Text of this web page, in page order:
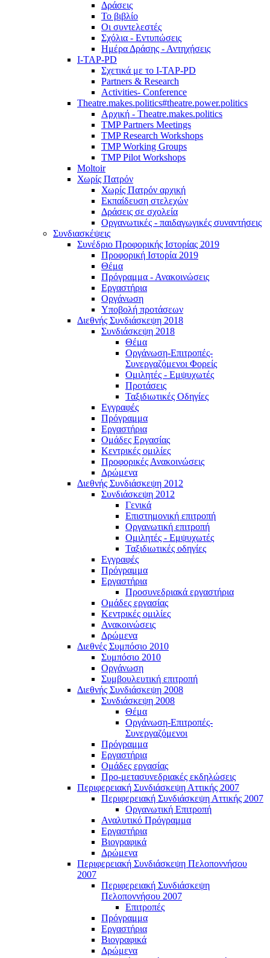
Δράσεις
Το βιβλίο
Οι συντελεστές
Σχόλια - Εντυπώσεις
Ημέρα Δράσης - Αντηχήσεις
I-TAP-PD
Σχετικά με το I-TAP-PD
Partners & Research
Activities- Conference
Theatre.makes.politics#theatre.power.politics
Αρχική - Theatre.makes.politics
TMP Partners Meetings
TMP Research Workshops
TMP Working Groups
TMP Pilot Workshops
Moltoir
Χωρίς Πατρόν
Χωρίς Πατρόν αρχική
Εκπαίδευση στελεχών
Δράσεις σε σχολεία
Οργανωτικές - παιδαγωγικές συναντήσεις
Συνδιασκέψεις
Συνέδριο Προφορικής Ιστορίας 2019
Προφορική Ιστορία 2019
Θέμα
Πρόγραμμα - Ανακοινώσεις
Εργαστήρια
Οργάνωση
Υποβολή προτάσεων
Διεθνής Συνδιάσκεψη 2018
Συνδιάσκεψη 2018
Θέμα
Οργάνωση-Επιτροπές-
Συνεργαζόμενοι Φορείς
Ομιλητές - Εμψυχωτές
Προτάσεις
Ταξιδιωτικές Οδηγίες
Εγγραφές
Πρόγραμμα
Εργαστήρια
Ομάδες Εργασίας
Κεντρικές ομιλίες
Προφορικές Ανακοινώσεις
Δρώμενα
Διεθνής Συνδιάσκεψη 2012
Συνδιάσκεψη 2012
Γενικά
Επιστημονική επιτροπή
Οργανωτική επιτροπή
Ομιλητές - Εμψυχωτές
Ταξιδιωτικές οδηγίες
Εγγραφές
Πρόγραμμα
Εργαστήρια
Προσυνεδριακά εργαστήρια
Ομάδες εργασίας
Κεντρικές ομιλίες
Ανακοινώσεις
Δρώμενα
Διεθνές Συμπόσιο 2010
Συμπόσιο 2010
Οργάνωση
Συμβουλευτική επιτροπή
Διεθνής Συνδιάσκεψη 2008
Συνδιάσκεψη 2008
Θέμα
Οργάνωση-Επιτροπές-
Συνεργαζόμενοι
Πρόγραμμα
Εργαστήρια
Ομάδες εργασίας
Προ-μετασυνεδριακές εκδηλώσεις
Περιφερειακή Συνδιάσκεψη Αττικής 2007
Περιφερειακή Συνδιάσκεψη Αττικής 2007
Οργανωτική Επιτροπή
Αναλυτικό Πρόγραμμα
Εργαστήρια
Βιογραφικά
Δρώμενα
Περιφερειακή Συνδιάσκεψη Πελοποννήσου
2007
Περιφερειακή Συνδιάσκεψη
Πελοποννήσου 2007
Επιτροπές
Πρόγραμμα
Εργαστήρια
Βιογραφικά
Δρώμενα